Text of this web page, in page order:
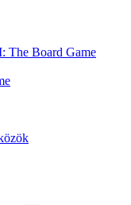
The Board Game